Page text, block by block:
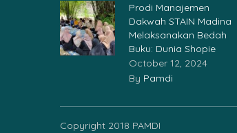
Prodi Manajemen
Dakwah STAIN Madina
Melaksanakan Bedah
Buku: Dunia Shopie
October 12, 2024
By Pamdi
Copyright 2018 PAMDI